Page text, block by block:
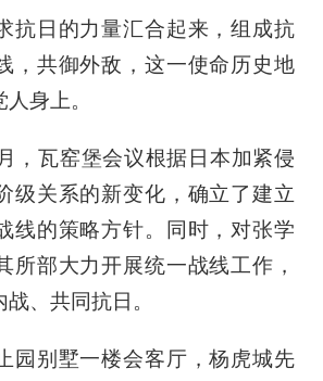
日的力量汇合起来，组成抗
，共御外敌，这一使命历史地
身上。
瓦窑堡会议根据日本加紧侵
级关系的新变化，确立了建立
线的策略方针。同时，对张学
所部大力开展统一战线工作，
、共同抗日。
别墅一楼会客厅，杨虎城先